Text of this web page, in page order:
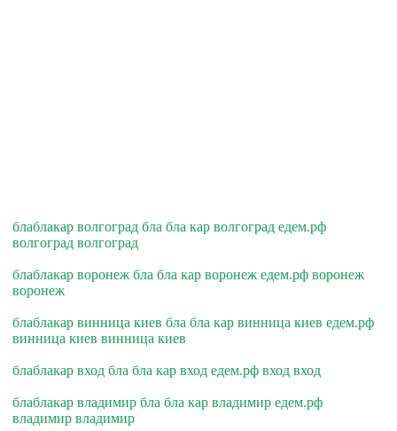
блаблакар волгоград бла бла кар волгоград едем.рф
волгоград волгоград
блаблакар воронеж бла бла кар воронеж едем.рф воронеж
воронеж
блаблакар винница киев бла бла кар винница киев едем.рф
винница киев винница киев
блаблакар вход бла бла кар вход едем.рф вход вход
блаблакар владимир бла бла кар владимир едем.рф
владимир владимир